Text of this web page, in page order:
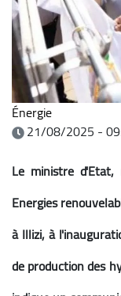
Énergie
21/08/2025 -
Le ministre
Energies
à Illizi, à
de production des